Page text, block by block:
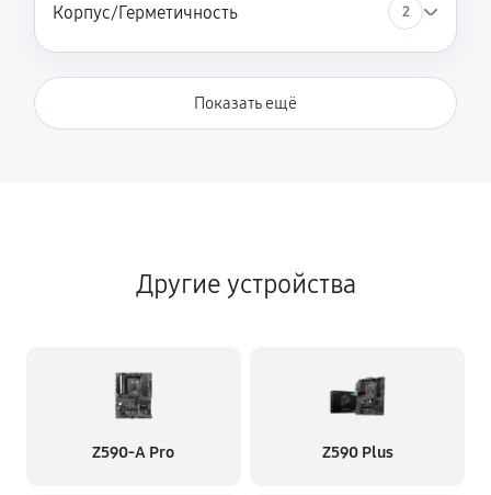
Корпус/Герметичность 2
Показать ещё
Другие устройства
Z590-A Pro Z590 Plus